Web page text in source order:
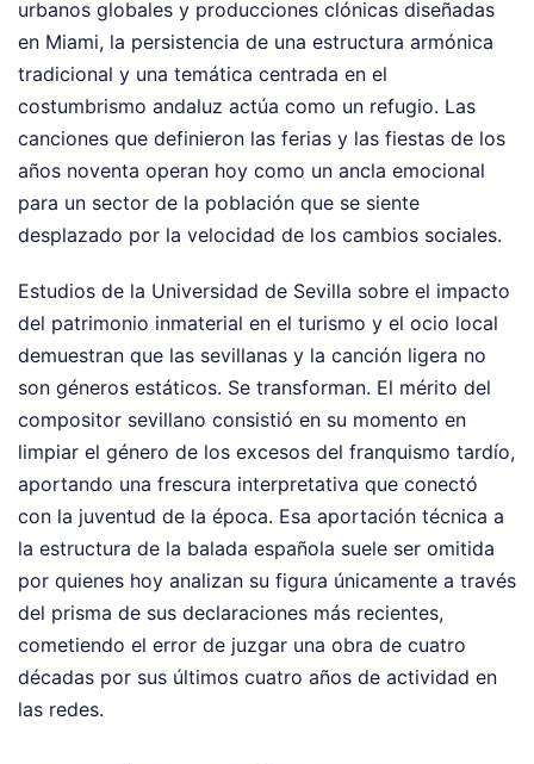
urbanos globales y producciones clónicas diseñadas
en Miami, la persistencia de una estructura armónica
tradicional y una temática centrada en el
costumbrismo andaluz actúa como un refugio. Las
canciones que definieron las ferias y las fiestas de los
años noventa operan hoy como un ancla emocional
para un sector de la población que se siente
desplazado por la velocidad de los cambios sociales.
Estudios de la Universidad de Sevilla sobre el impacto
del patrimonio inmaterial en el turismo y el ocio local
demuestran que las sevillanas y la canción ligera no
son géneros estáticos. Se transforman. El mérito del
compositor sevillano consistió en su momento en
limpiar el género de los excesos del franquismo tardío,
aportando una frescura interpretativa que conectó
con la juventud de la época. Esa aportación técnica a
la estructura de la balada española suele ser omitida
por quienes hoy analizan su figura únicamente a través
del prisma de sus declaraciones más recientes,
cometiendo el error de juzgar una obra de cuatro
décadas por sus últimos cuatro años de actividad en
las redes.